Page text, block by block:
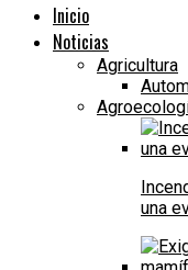
Inicio
Noticias
Agricultura
una